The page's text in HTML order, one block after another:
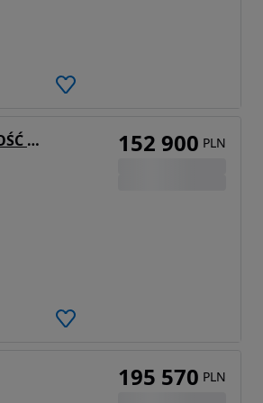
Mercedes-Benz ATEGO 1524 CHŁODNIA CHEREAU DŁUGOŚĆ 5.40 SYPIALKA THERMO KING 152 900 PLN
195 570 PLN